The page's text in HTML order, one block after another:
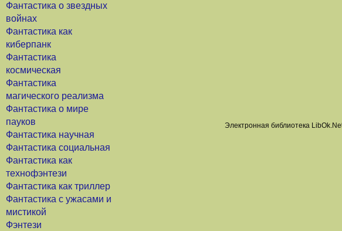
Фантастика о звездных
войнах
Фантастика как
киберпанк
Фантастика
космическая
Фантастика
магического реализма
Фантастика о мире
пауков
Фантастика научная
Фантастика социальная
Фантастика как
технофэнтези
Фантастика как триллер
Фантастика с ужасами и
мистикой
Фэнтези
Электронная библиотека